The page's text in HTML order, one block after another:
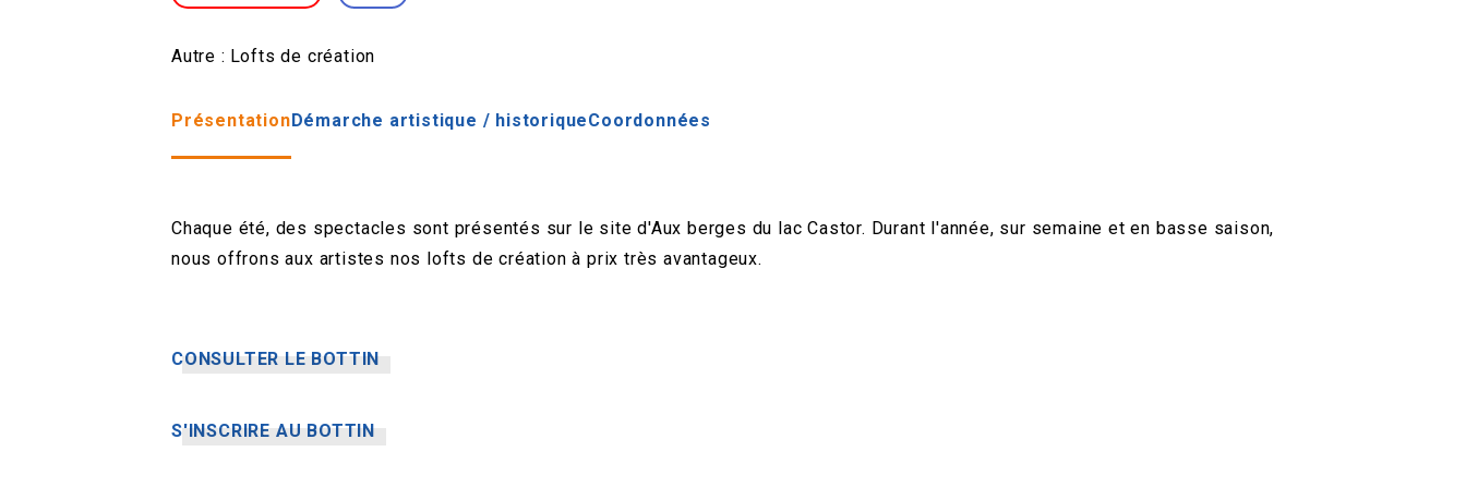
Autre : Lofts de création
PrésentationDémarche artistique / historiqueCoordonnées
Chaque été, des spectacles sont présentés sur le site d'Aux berges du lac Castor. Durant l'année, sur semaine et en basse saison,
nous offrons aux artistes nos lofts de création à prix très avantageux.
CONSULTER LE BOTTIN
S'INSCRIRE AU BOTTIN